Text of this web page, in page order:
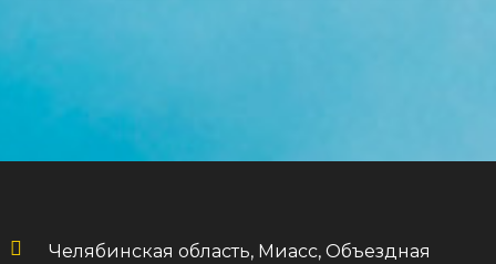
Челябинская область, Миасс, Объездная